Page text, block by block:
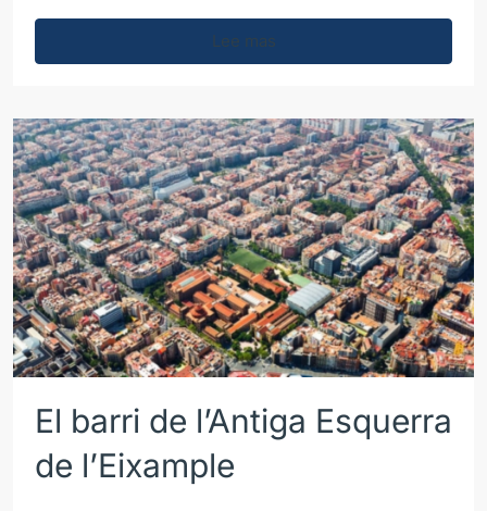
Lee mas
El barri de l’Antiga Esquerra
de l’Eixample